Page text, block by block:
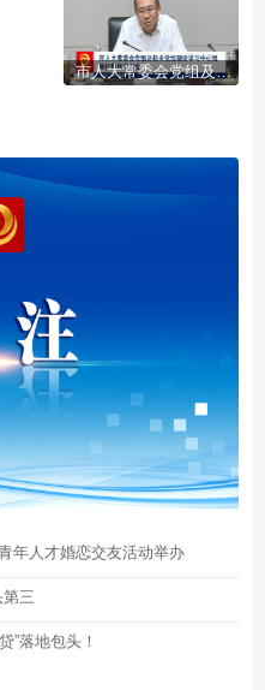
市人大常委会党组及机关党组理论学习中心组举行集体学习会
年人才婚恋交友活动举办
三
”落地包头！